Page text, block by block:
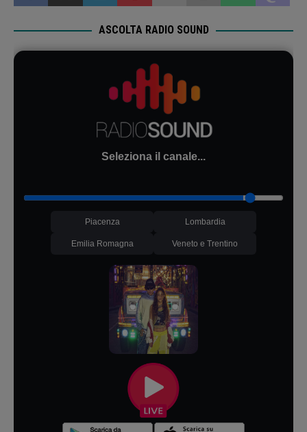
ASCOLTA RADIO SOUND
Seleziona il canale...
Piacenza Lombardia
Emilia Romagna Veneto e Trentino